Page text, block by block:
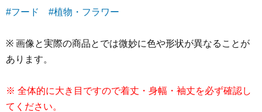
#フード #植物・フラワー
※ 画像と実際の商品とでは微妙に色や形状が異なることが
あります。
※ 全体的に大き目ですので着丈・身幅・袖丈を必ず確認し
てください。